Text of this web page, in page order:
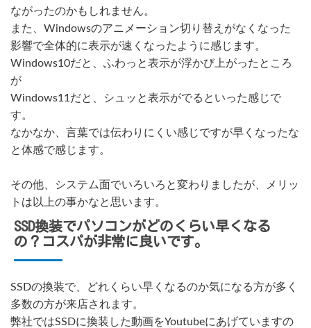
ながったのかもしれません。
また、Windowsのアニメーション切り替えがなくなった
影響で全体的に表示が速くなったように感じます。
Windows10だと、ふわっと表示が浮かび上がったところ
が
Windows11だと、シュッと表示がでるといった感じで
す。
なかなか、言葉では伝わりにくい感じですが早くなったな
と体感で感じます。
その他、システム面でいろいろと変わりましたが、メリッ
トは以上の事かなと思います。
SSD換装でパソコンがどのくらい早くなる
の？コスパが非常に良いです。
SSDの換装で、どれくらい早くなるのか気になる方が多く
多数の方が来店されます。
弊社ではSSDに換装した動画をYoutubeにあげていますの